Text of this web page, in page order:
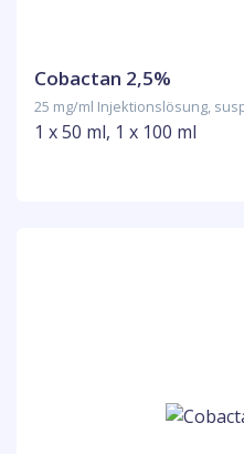
Cobactan 2,5%
25 mg/ml Injektionslösung,
1 x 50 ml, 1 x 100 ml